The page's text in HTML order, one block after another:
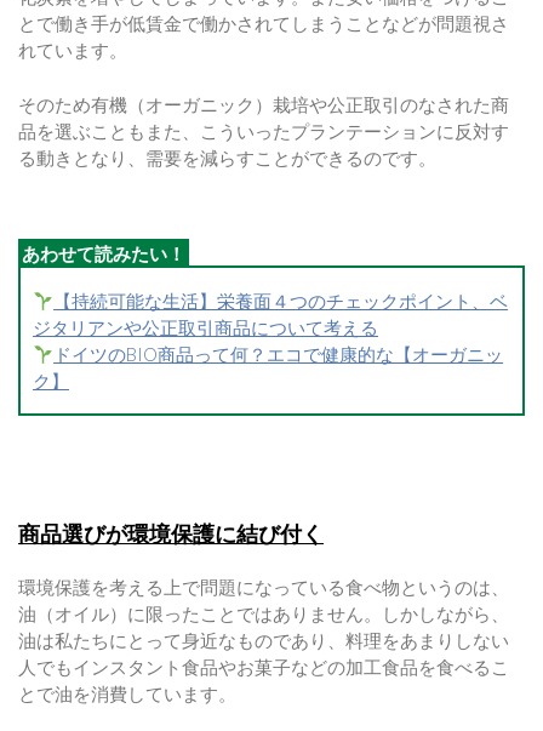
とで働き手が低賃金で働かされてしまうことなどが問題視さ
れています。
そのため有機（オーガニック）栽培や公正取引のなされた商
品を選ぶこともまた、こういったプランテーションに反対す
る動きとなり、需要を減らすことができるのです。
【持続可能な生活】栄養面４つのチェックポイント、ベ
ジタリアンや公正取引商品について考える
ドイツのBIO商品って何？エコで健康的な【オーガニッ
ク】
商品選びが環境保護に結び付く
環境保護を考える上で問題になっている食べ物というのは、
油（オイル）に限ったことではありません。しかしながら、
油は私たちにとって身近なものであり、料理をあまりしない
人でもインスタント食品やお菓子などの加工食品を食べるこ
とで油を消費しています。